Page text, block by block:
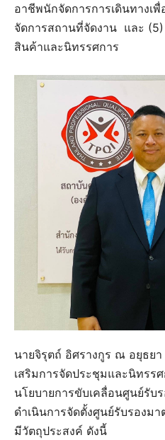
อาชีพนักจัดการการเดินทางเ
จัดการสถานที่จัดงาน และ
สินค้าและนิทรรศการ
นายจิรุตถ์ อิศรางกูร ณ อยุธย
เสริมการจัดประชุมและนิทรร
นโยบายการขับเคลื่อนศูนย์รับ
ดำเนินการจัดตั้งศูนย์รับรองม
มีวัตถุประสงค์ ดังนี้